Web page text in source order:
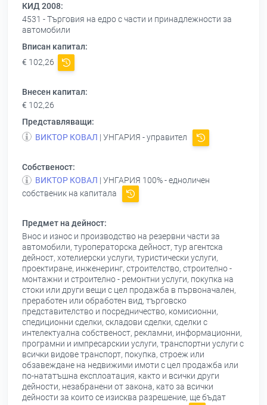
КИД 2008:
4531 - Търговия на едро с части и принадлежности за
автомобили
Вписан капитал:
€ 102,26
Внесен капитал:
€ 102,26
Представляващи:
ВИКТОР КОВАЛ | УНГАРИЯ - управител
Собственост:
ВИКТОР КОВАЛ | УНГАРИЯ 100% - едноличен
собственик на капитала
Предмет на дейност:
Внос и износ и производство на резервни части за
автомобили, туроператорска дейност, тур агентска
дейност, хотелиерски услуги, туристически услуги,
проектиране, инженеринг, строителство, строително -
монтажни и строително - ремонтни услуги, покупка на
стоки или други вещи с цел продажба в първоначален,
преработен или обработен вид, търговско
представителство и посредничество, комисионни,
спедиционни сделки, складови сделки, сделки с
интелектуална собственост, рекламни, информационни,
програмни и импресарскии услуги, транспортни услуги с
всички видове транспорт, покупка, строеж или
обзавеждане на недвижими имоти с цел продажба или
по-нататъшна експлоатация, както и всички други
дейности, незабранени от закона, като за всички
дейности за които се изисква разрешение, ще бъдат